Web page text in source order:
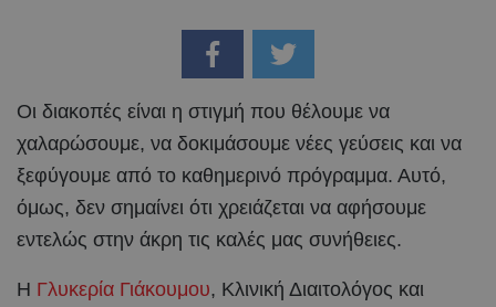
Οι διακοπές είναι η στιγμή που θέλουμε να
χαλαρώσουμε, να δοκιμάσουμε νέες γεύσεις και να
ξεφύγουμε από το καθημερινό πρόγραμμα. Αυτό,
όμως, δεν σημαίνει ότι χρειάζεται να αφήσουμε
εντελώς στην άκρη τις καλές μας συνήθειες.
Η Γλυκερία Γιάκουμου, Κλινική Διαιτολόγος και